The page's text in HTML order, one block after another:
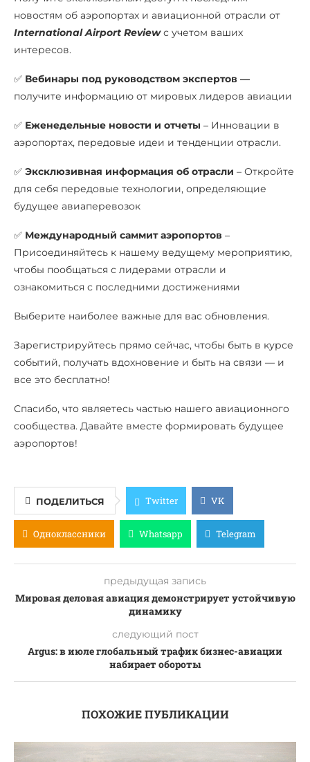
новостям об аэропортах и авиационной отрасли от
International Airport Reviewс учетом ваших
интересов.
✅ Вебинары под руководством экспертов —
получите информацию от мировых лидеров авиации
✅ Еженедельные новости и отчеты – Инновации в
аэропортах, передовые идеи и тенденции отрасли.
✅ Эксклюзивная информация об отрасли – Откройте
для себя передовые технологии, определяющие
будущее авиаперевозок
✅ Международный саммит аэропортов –
Присоединяйтесь к нашему ведущему мероприятию,
чтобы пообщаться с лидерами отрасли и
ознакомиться с последними достижениями
Выберите наиболее важные для вас обновления.
Зарегистрируйтесь прямо сейчас, чтобы быть в курсе
событий, получать вдохновение и быть на связи — и
все это бесплатно!
Спасибо, что являетесь частью нашего авиационного
сообщества. Давайте вместе формировать будущее
аэропортов!
ПОДЕЛИТЬСЯ Twitter VK
Одноклассники Whatsapp Telegram
предыдущая запись
Мировая деловая авиация демонстрирует устойчивую
динамику
следующий пост
Argus: в июле глобальный трафик бизнес-авиации
набирает обороты
ПОХОЖИЕ ПУБЛИКАЦИИ